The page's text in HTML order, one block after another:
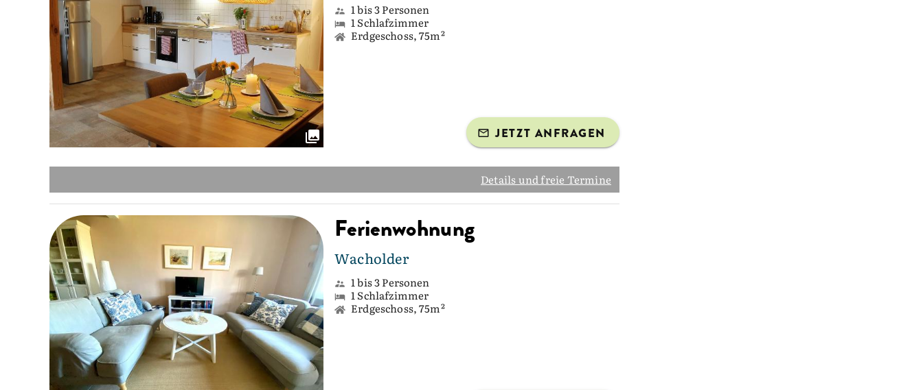
1 bis 3 Personen
1 Schlafzimmer
Erdgeschoss, 75m²
JETZT ANFRAGEN
Details und freie Termine
Ferienwohnung
Wacholder
1 bis 3 Personen
1 Schlafzimmer
Erdgeschoss, 75m²